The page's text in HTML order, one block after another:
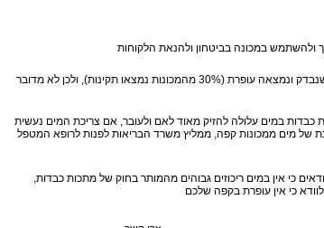
המלצתו הרשמית של משרד הבריאות היא להפחית לעת עתה ככל שניתן בשתיית קפה שמופק באמצעות מכונות קפה –וזאת עד שתתקבלנה הנחיות נוספות מטעם המשרד. יש להדגיש כי לא בכל המכונות שנבדק ונמצאה עופרת (30% מהמכונות נמצאו תקינות), ולכן לא מדובר
במים עלולה להזיק מאוד לאם ולעובר, אם צריכת המים נעשית
של מים ממכונות קפה, ממליץ משרד הבריאות לפנות לרופא המטפל
כי אין במים ריכוזים גבוהים מהמותר בחוק של מתכות כבדות,